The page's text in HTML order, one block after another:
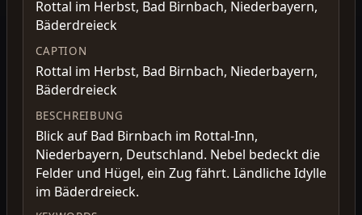
Rottal im Herbst, Bad Birnbach, Niederbayern,
Bäderdreieck
CAPTION
Rottal im Herbst, Bad Birnbach, Niederbayern,
Bäderdreieck
BESCHREIBUNG
Blick auf Bad Birnbach im Rottal-Inn,
Niederbayern, Deutschland. Nebel bedeckt die
Felder und Hügel, ein Zug fährt. Ländliche Idylle
im Bäderdreieck.